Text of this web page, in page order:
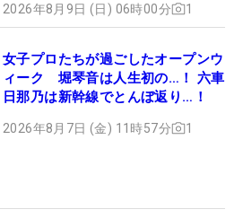
2026年8月9日 (日) 06時00分 1
女子プロたちが過ごしたオープンウ
ィーク 堀琴音は人生初の…！ 六車
日那乃は新幹線でとんぼ返り…！
2026年8月7日 (金) 11時57分 1